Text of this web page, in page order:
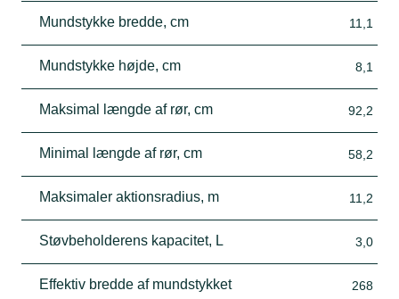
Mundstykke bredde, cm 11,1
Mundstykke højde, cm 8,1
Maksimal længde af rør, cm 92,2
Minimal længde af rør, cm 58,2
Maksimaler aktionsradius, m 11,2
Støvbeholderens kapacitet, L 3,0
Effektiv bredde af mundstykket 268